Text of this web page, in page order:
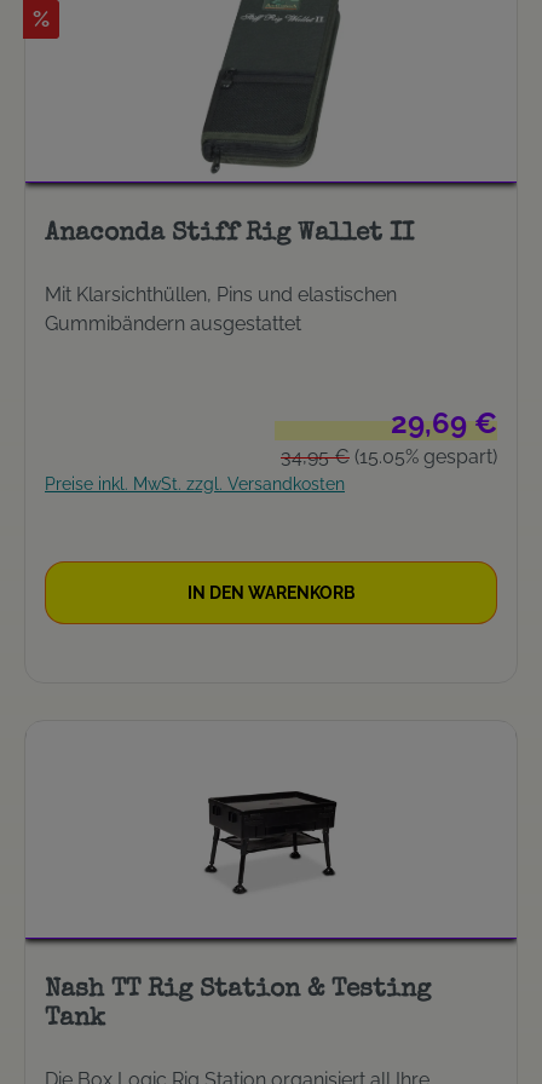
%
Anaconda Stiff Rig Wallet II
Mit Klarsichthüllen, Pins und elastischen
Gummibändern ausgestattet
Verkaufspreis:29,69 €
Regulärer Preis:
34,95 € (15.05% gespart)
Preise inkl. MwSt. zzgl. Versandkosten
IN DEN WARENKORB
Nash TT Rig Station & Testing
Tank